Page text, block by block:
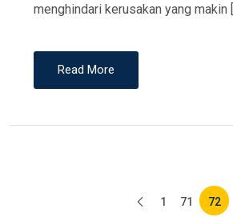
menghindari kerusakan yang makin
Read More
1 71 72